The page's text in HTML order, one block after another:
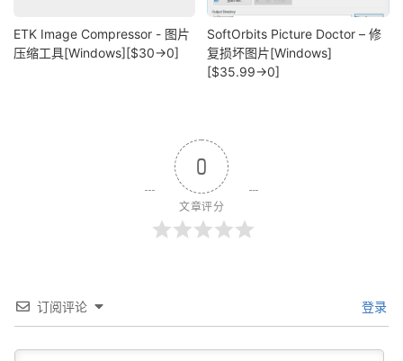
ETK Image Compressor - 图片
压缩工具[Windows][$30→0]
SoftOrbits Picture Doctor – 修
复损坏图片[Windows]
[$35.99→0]
0
文章评分
订阅评论 登录